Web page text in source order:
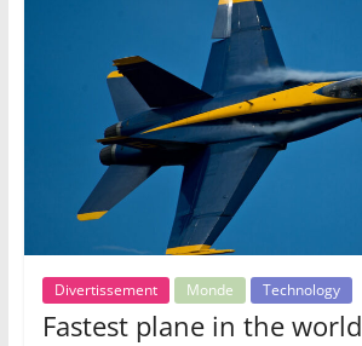
Divertissement Monde Technology
Fastest plane in the world